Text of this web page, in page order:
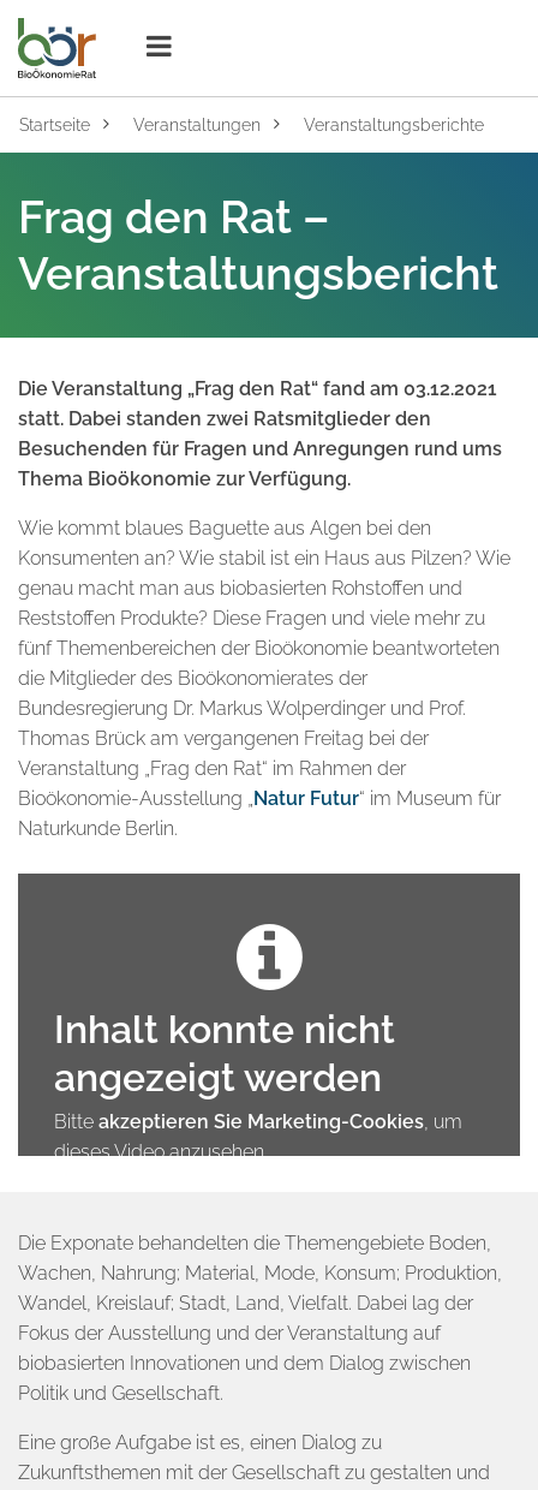
Zur Hauptnavigation
Zur Suche
Zum Inhalt
Zum SeitenendeKlicken um die Navigation zu öffnen
Startseite Veranstaltungen Veranstaltungsberichte
Frag den Rat –
Veranstaltungsbericht
Die Veranstaltung „Frag den Rat“ fand am 03.12.2021
statt. Dabei standen zwei Ratsmitglieder den
Besuchenden für Fragen und Anregungen rund ums
Thema Bioökonomie zur Verfügung.
Wie kommt blaues Baguette aus Algen bei den
Konsumenten an? Wie stabil ist ein Haus aus Pilzen? Wie
genau macht man aus biobasierten Rohstoffen und
Reststoffen Produkte? Diese Fragen und viele mehr zu
fünf Themenbereichen der Bioökonomie beantworteten
die Mitglieder des Bioökonomierates der
Bundesregierung Dr. Markus Wolperdinger und Prof.
Thomas Brück am vergangenen Freitag bei der
Veranstaltung „Frag den Rat“ im Rahmen der
Bioökonomie-Ausstellung „Natur Futur“ im Museum für
Naturkunde Berlin.
Inhalt konnte nicht
angezeigt werden
Bitte akzeptieren Sie Marketing-Cookies, um
dieses Video anzusehen.
Die Exponate behandelten die Themengebiete Boden,
Wachen, Nahrung; Material, Mode, Konsum; Produktion,
Wandel, Kreislauf; Stadt, Land, Vielfalt. Dabei lag der
Fokus der Ausstellung und der Veranstaltung auf
biobasierten Innovationen und dem Dialog zwischen
Politik und Gesellschaft.
Eine große Aufgabe ist es, einen Dialog zu
Zukunftsthemen mit der Gesellschaft zu gestalten und